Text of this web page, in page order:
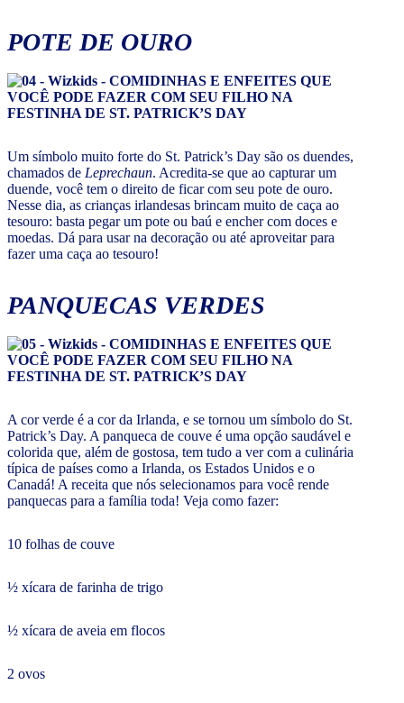
POTE DE OURO
Um símbolo muito forte do St. Patrick’s Day são os duendes,
chamados de Leprechaun. Acredita-se que ao capturar um
duende, você tem o direito de ficar com seu pote de ouro.
Nesse dia, as crianças irlandesas brincam muito de caça ao
tesouro: basta pegar um pote ou baú e encher com doces e
moedas. Dá para usar na decoração ou até aproveitar para
fazer uma caça ao tesouro!
PANQUECAS VERDES
A cor verde é a cor da Irlanda, e se tornou um símbolo do St.
Patrick’s Day. A panqueca de couve é uma opção saudável e
colorida que, além de gostosa, tem tudo a ver com a culinária
típica de países como a Irlanda, os Estados Unidos e o
Canadá! A receita que nós selecionamos para você rende
panquecas para a família toda! Veja como fazer:
10 folhas de couve
½ xícara de farinha de trigo
½ xícara de aveia em flocos
2 ovos